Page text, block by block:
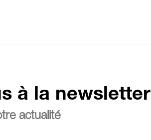
à la newsletter
actualité